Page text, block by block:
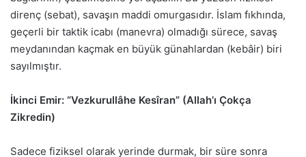
direnç (sebat), savaşın maddi omurgasıdır. İslam fıkhında,
geçerli bir taktik icabı (manevra) olmadığı sürece, savaş
meydanından kaçmak en büyük günahlardan (kebâir) biri
sayılmıştır.
İkinci Emir: “Vezkurullâhe Kesîran” (Allah’ı Çokça
Zikredin)
Sadece fiziksel olarak yerinde durmak, bir süre sonra